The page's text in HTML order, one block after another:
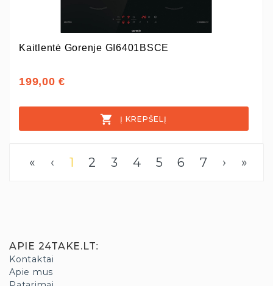
Kaitlentė Gorenje GI6401BSCE
199,00 €
Į KREPŠELĮ
« ‹ 1 2 3 4 5 6 7 › »
APIE 24TAKE.LT:
Kontaktai
Apie mus